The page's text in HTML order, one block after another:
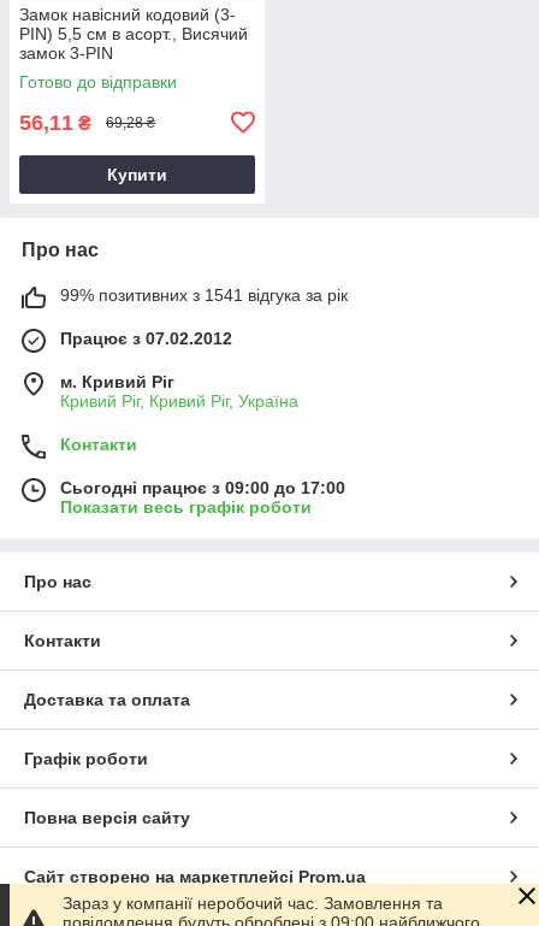
Замок навісний кодовий (3-
PIN) 5,5 см в асорт., Висячий
замок 3-PIN
Готово до відправки
56,11 ₴ 69,28 ₴
Купити
Про нас
99% позитивних з 1541 відгука за рік
Працює з 07.02.2012
м. Кривий Ріг
Кривий Ріг, Кривий Ріг, Україна
Контакти
Сьогодні працює з 09:00 до 17:00
Показати весь графік роботи
Про нас
Контакти
Доставка та оплата
Графік роботи
Повна версія сайту
Сайт створено на маркетплейсі Prom.ua
Зараз у компанії неробочий час. Замовлення та